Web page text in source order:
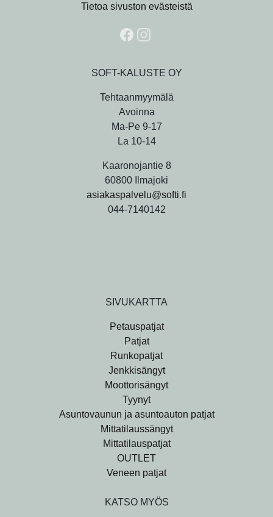
Tietoa sivuston evästeistä
SOFT-KALUSTE OY
Tehtaanmyymälä
Avoinna
Ma-Pe 9-17
La 10-14
Kaaronojantie 8
60800 Ilmajoki
asiakaspalvelu@softi.fi
044-7140142
SIVUKARTTA
Petauspatjat
Patjat
Runkopatjat
Jenkkisängyt
Moottorisängyt
Tyynyt
Asuntovaunun ja asuntoauton patjat
Mittatilaussängyt
Mittatilauspatjat
OUTLET
Veneen patjat
KATSO MYÖS